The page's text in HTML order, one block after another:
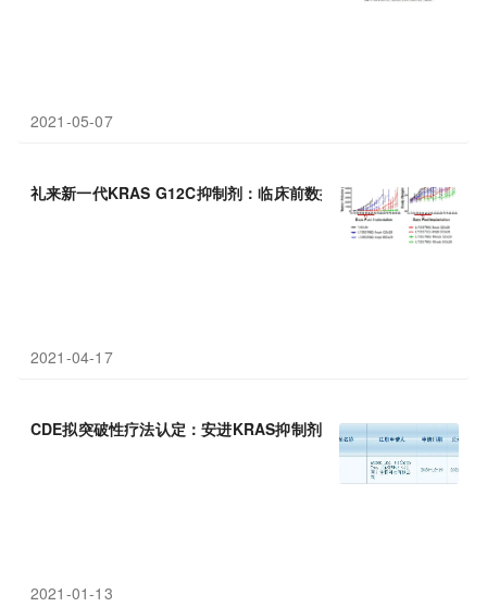
2021-05-07
礼来新一代KRAS G12C抑制剂：临床前数据亮眼，抗癌活性较
2021-04-17
CDE拟突破性疗法认定：安进KRAS抑制剂 AMG 510治疗NSCLC
2021-01-13